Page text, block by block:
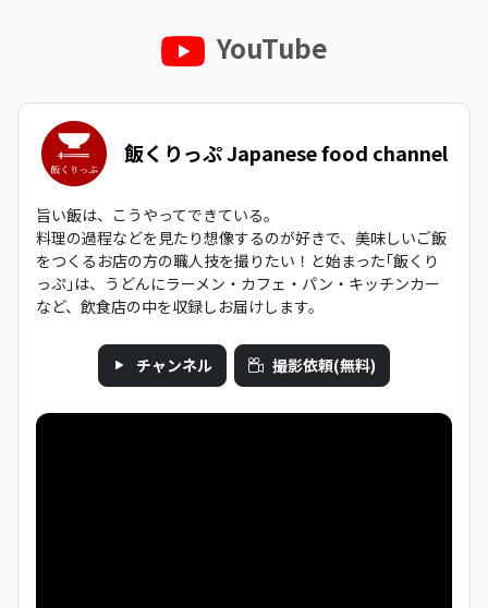
YouTube
飯くりっぷ Japanese food channel
旨い飯は、こうやってできている。
料理の過程などを見たり想像するのが好きで、美味しいご飯
をつくるお店の方の職人技を撮りたい！と始まった｢飯くり
っぷ｣は、うどんにラーメン・カフェ・パン・キッチンカー
など、飲食店の中を収録しお届けします。
チャンネル 撮影依頼(無料)